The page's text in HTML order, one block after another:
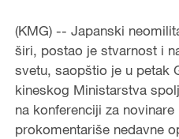
(KMG) -- Japanski
širi, postao je stvarnost i
svetu, saopštio je u petak
kineskog Ministarstva
na konferenciji za
prokomentariše nedavne